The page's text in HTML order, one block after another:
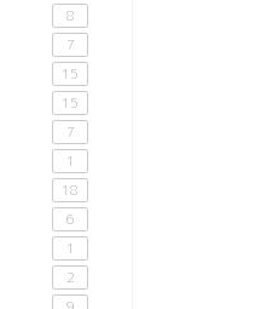
8
7
15
15
7
1
18
6
1
2